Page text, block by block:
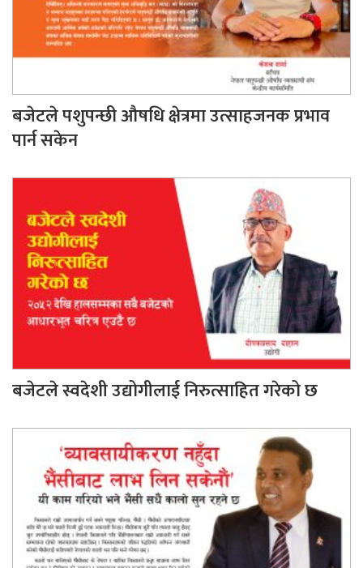
बजेटले पशुपन्छी औषधि क्षेत्रमा उत्साहजनक प्रभाव
पार्न सकेन
बजेटले स्वदेशी उद्योगीलाई निरुत्साहित गरेको छ